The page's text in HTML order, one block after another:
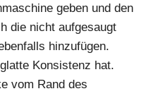
geben und den
die nicht aufgesaugt
hinzufügen.
Konsistenz hat.
vom Rand des